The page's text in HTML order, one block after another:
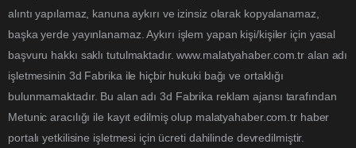
alıntı yapılamaz, kanuna aykırı ve izinsiz olarak kopyalanamaz,
başka yerde yayınlanamaz. Aykırı işlem yapan kişi/kişiler için yasal
başvuru hakkı saklı tutulmaktadır. www.malatyahaber.com.tr alan adı
işletmesinin 3d Fabrika ile hiçbir hukuki bağı ve ortaklığı
bulunmamaktadır. Bu alan adı 3d Fabrika reklam ajansı tarafından
Metunic aracılığı ile kayıt edilmiş olup malatyahaber.com.tr haber
portalı yetkilisine işletmesi için ücreti dahilinde devredilmiştir.